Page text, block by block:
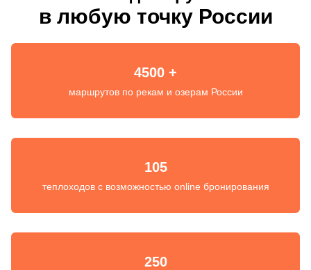
в любую точку России
4500 +
маршрутов по рекам и озерам России
105
теплоходов с возможностью online бронирования
250